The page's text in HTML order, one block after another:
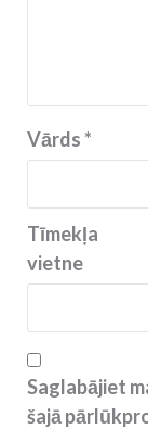
Vārds*
Tīmekļa
vietne
Saglabājiet
šajā